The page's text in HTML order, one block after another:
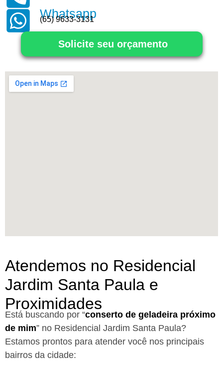
Whatsapp
(65) 9633-3131
Solicite seu orçamento
Atendemos no Residencial
Jardim Santa Paula e
Proximidades
Está buscando por “conserto de geladeira próximo
de mim” no Residencial Jardim Santa Paula?
Estamos prontos para atender você nos principais
bairros da cidade: